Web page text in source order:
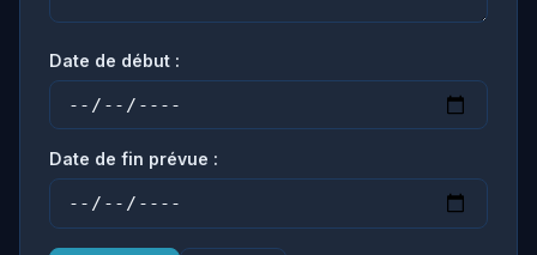
Date de début :
Date de fin prévue :